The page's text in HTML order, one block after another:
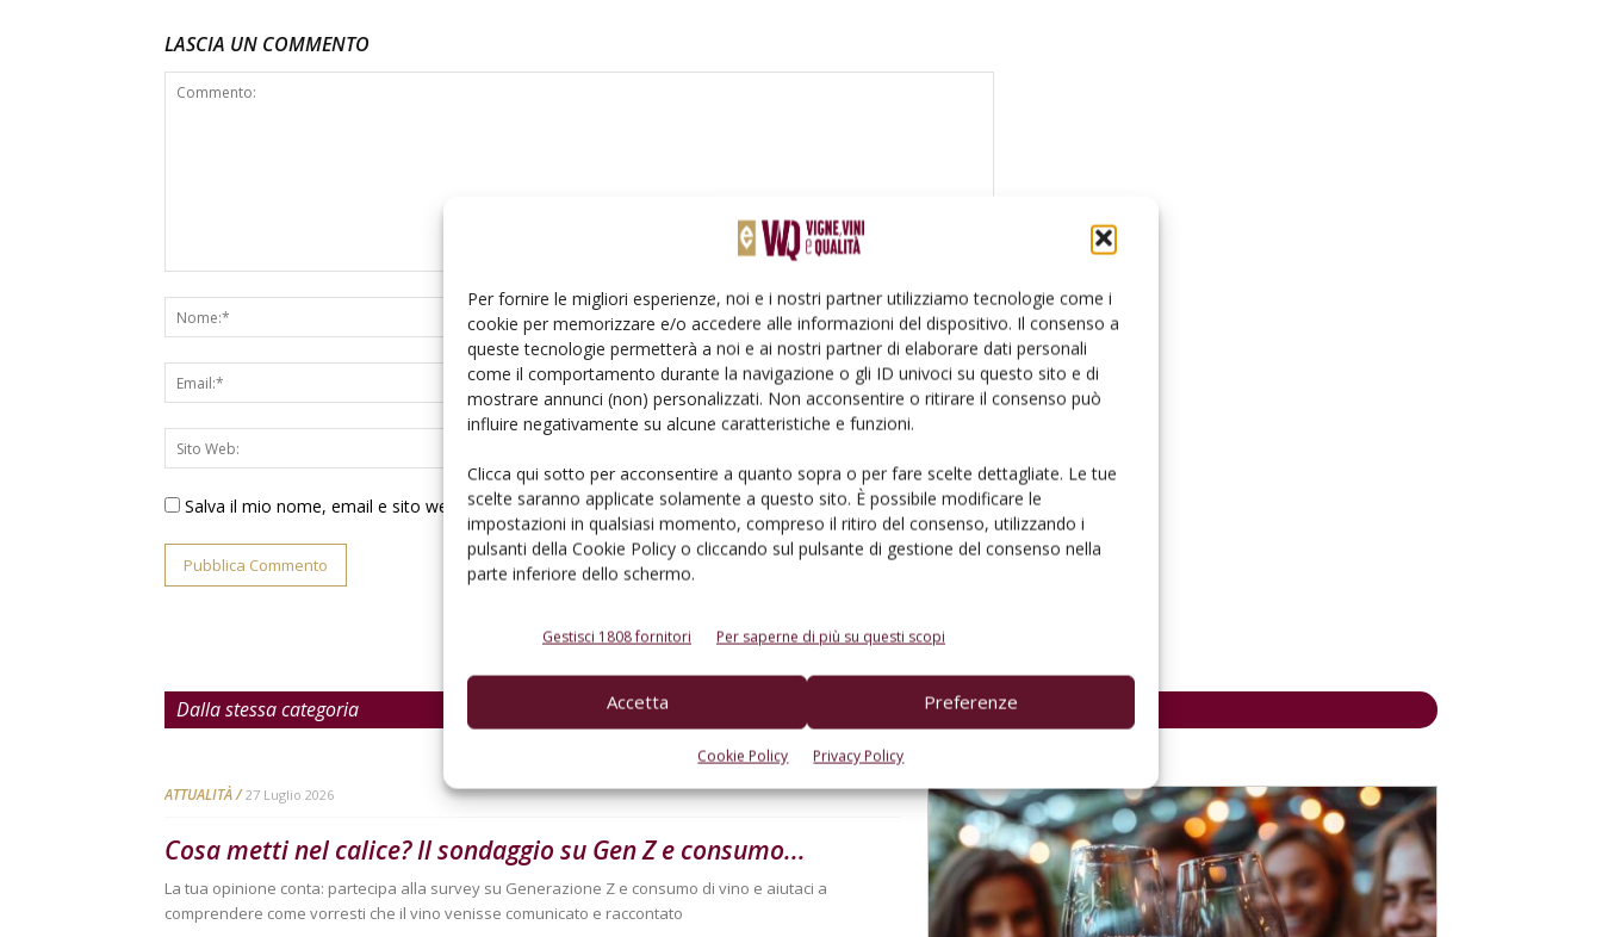
Per fornire le migliori esperienze, noi e i nostri partner utilizziamo tecnologie come i
cookie per memorizzare e/o accedere alle informazioni del dispositivo. Il consenso a
queste tecnologie permetterà a noi e ai nostri partner di elaborare dati personali
come il comportamento durante la navigazione o gli ID univoci su questo sito e di
mostrare annunci (non) personalizzati. Non acconsentire o ritirare il consenso può
influire negativamente su alcune caratteristiche e funzioni.
Clicca qui sotto per acconsentire a quanto sopra o per fare scelte dettagliate. Le tue
scelte saranno applicate solamente a questo sito. È possibile modificare le
impostazioni in qualsiasi momento, compreso il ritiro del consenso, utilizzando i
pulsanti della Cookie Policy o cliccando sul pulsante di gestione del consenso nella
parte inferiore dello schermo.
Gestisci 1808 fornitori Per saperne di più su questi scopi
Accetta Preferenze
Cookie Policy Privacy Policy
LASCIA UN COMMENTO
Salva il mio nome, email e sito web in questo browser per la prossima volta che commento.
Dalla stessa categoria
ATTUALITÀ 27 Luglio 2026
Cosa metti nel calice? Il sondaggio su Gen Z e consumo...
La tua opinione conta: partecipa alla survey su Generazione Z e consumo di vino e aiutaci a
comprendere come vorresti che il vino venisse comunicato e raccontato